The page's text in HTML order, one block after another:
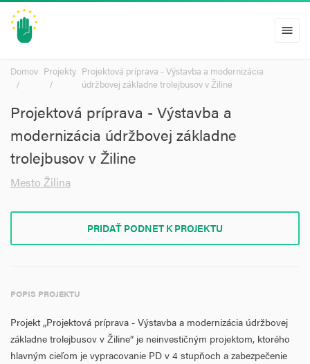
menu
Domov Projekty Projektová príprava - Výstavba a modernizácia
údržbovej základne trolejbusov v Žiline
Projektová príprava - Výstavba a
modernizácia údržbovej základne
trolejbusov v Žiline
Mesto Žilina
PRIDAŤ PODNET K PROJEKTU
POPIS PROJEKTU
Projekt „Projektová príprava - Výstavba a modernizácia údržbovej
základne trolejbusov v Žiline“ je neinvestičným projektom, ktorého
hlavným cieľom je vypracovanie PD v 4 stupňoch a zabezpečenie